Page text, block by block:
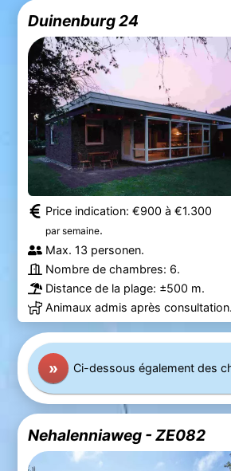
Duinenburg 24
Price indication: €900 à €1.300
par semaine.
Max. 13 personen.
Nombre de chambres: 6.
Distance de la plage: ±500 m.
Animaux admis après consultation.
» Ci-dessous également des
Nehalenniaweg - ZE082